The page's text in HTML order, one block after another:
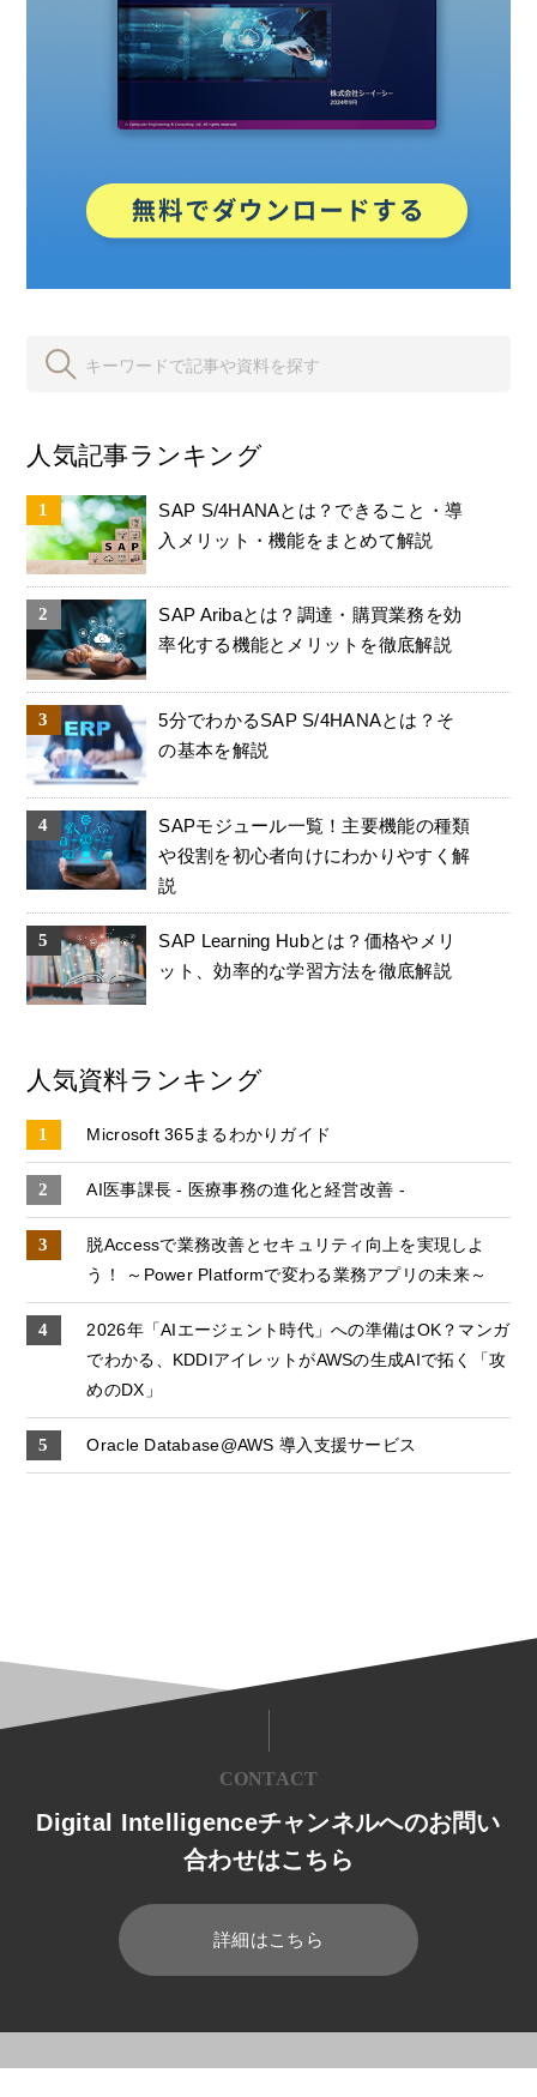
人気記事ランキング
SAP S/4HANAとは？できること・導
入メリット・機能をまとめて解説
SAP Aribaとは？調達・購買業務を効
率化する機能とメリットを徹底解説
5分でわかるSAP S/4HANAとは？そ
の基本を解説
SAPモジュール一覧！主要機能の種類
や役割を初心者向けにわかりやすく解
説
SAP Learning Hubとは？価格やメリ
ット、効率的な学習方法を徹底解説
人気資料ランキング
Microsoft 365まるわかりガイド
AI医事課長 - 医療事務の進化と経営改善 -
脱Accessで業務改善とセキュリティ向上を実現しよ
う！ ～Power Platformで変わる業務アプリの未来～
2026年「AIエージェント時代」への準備はOK？マンガ
でわかる、KDDIアイレットがAWSの生成AIで拓く「攻
めのDX」
Oracle Database@AWS 導入支援サービス
CONTACT
Digital Intelligenceチャンネルへのお問い
合わせはこちら
詳細はこちら